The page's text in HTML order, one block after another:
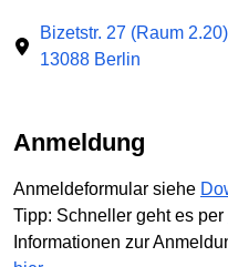
Bizetstr. 27 (Raum 2.20)
13088 Berlin
Anmeldung
Anmeldeformular siehe
Tipp: Schneller geht es per
Informationen zur